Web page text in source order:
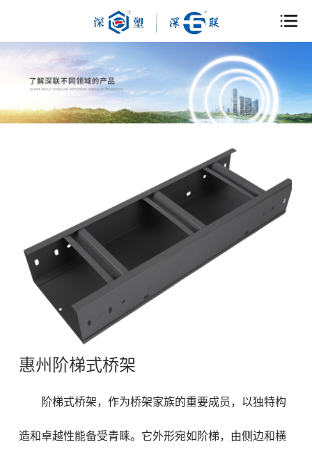
惠州阶梯式桥架
阶梯式桥架，作为桥架家族的重要成员，以独特构
造和卓越性能备受青睐。它外形宛如阶梯，由侧边和横